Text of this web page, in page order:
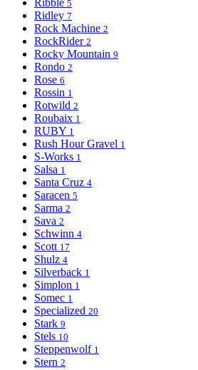
Ribble 5
Ridley 7
Rock Machine 2
RockRider 2
Rocky Mountain 9
Rondo 2
Rose 6
Rossin 1
Rotwild 2
Roubaix 1
RUBY 1
Rush Hour Gravel 1
S-Works 1
Salsa 1
Santa Cruz 4
Saracen 5
Sarma 2
Sava 2
Schwinn 4
Scott 17
Shulz 4
Silverback 1
Simplon 1
Somec 1
Specialized 20
Stark 9
Stels 10
Steppenwolf 1
Stern 2